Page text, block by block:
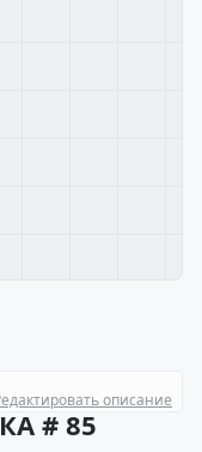
описание
# 85